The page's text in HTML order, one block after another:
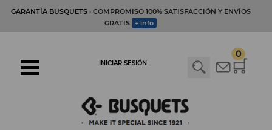
GARANTÍA BUSQUETS· COMPROMISO 100% SATISFACCIÓN Y ENVÍOS
GRATIS + info
0
INICIAR SESIÓN